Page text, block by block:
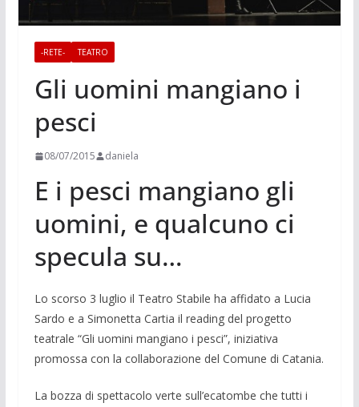
-RETE- TEATRO
Gli uomini mangiano i
pesci
08/07/2015 daniela
E i pesci mangiano gli
uomini, e qualcuno ci
specula su…
Lo scorso 3 luglio il Teatro Stabile ha affidato a Lucia
Sardo e a Simonetta Cartia il reading del progetto
teatrale “Gli uomini mangiano i pesci”, iniziativa
promossa con la collaborazione del Comune di Catania.
La bozza di spettacolo verte sull’ecatombe che tutti i